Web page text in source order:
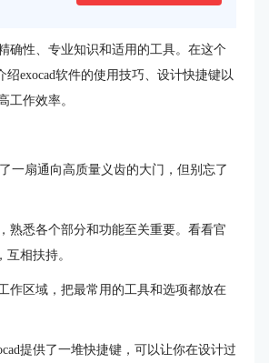
确性、专业知识和适用的工具。在这个
exocad软件的使用技巧、设计快捷键以
工作效率。
一扇通向高质量义齿的大门，但别忘了
熟悉各个部分和功能至关重要。看看官
相扶持。
作区域，把最常用的工具和选项都放在
提供了一堆快捷键，可以让你在设计过